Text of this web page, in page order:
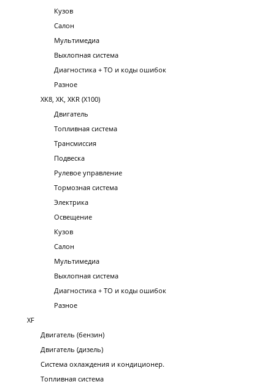
Кузов
Салон
Мультимедиа
Выхлопная система
Диагностика + ТО и коды ошибок
Разное
XK8, XK, XKR (X100)
Двигатель
Топливная система
Трансмиссия
Подвеска
Рулевое управление
Тормозная система
Электрика
Освещение
Кузов
Салон
Мультимедиа
Выхлопная система
Диагностика + ТО и коды ошибок
Разное
XF
Двигатель (бензин)
Двигатель (дизель)
Система охлаждения и кондиционер.
Топливная система